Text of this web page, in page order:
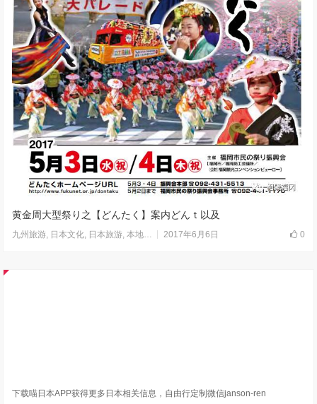
黄金周大型祭り之【どんたく】案内どんｔ以及
九州旅游, 日本文化, 日本旅游,本地服务 ,活动,福冈 ,走进日本
2017年6月6日 0
下载喵日本APP获得更多日本相关信息，自由行定制微信janson-ren